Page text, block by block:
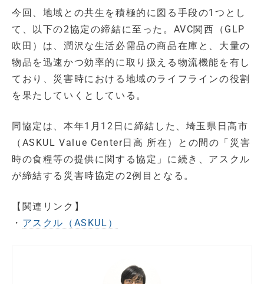
今回、地域との共生を積極的に図る手段の1つとし
て、以下の2協定の締結に至った。AVC関西（GLP
吹田）は、潤沢な生活必需品の商品在庫と、大量の
物品を迅速かつ効率的に取り扱える物流機能を有し
ており、災害時における地域のライフラインの役割
を果たしていくとしている。
同協定は、本年1月12日に締結した、埼玉県日高市
（ASKUL Value Center日高 所在）との間の「災害
時の食糧等の提供に関する協定」に続き、アスクル
が締結する災害時協定の2例目となる。
【関連リンク】
・ アスクル（ASKUL）